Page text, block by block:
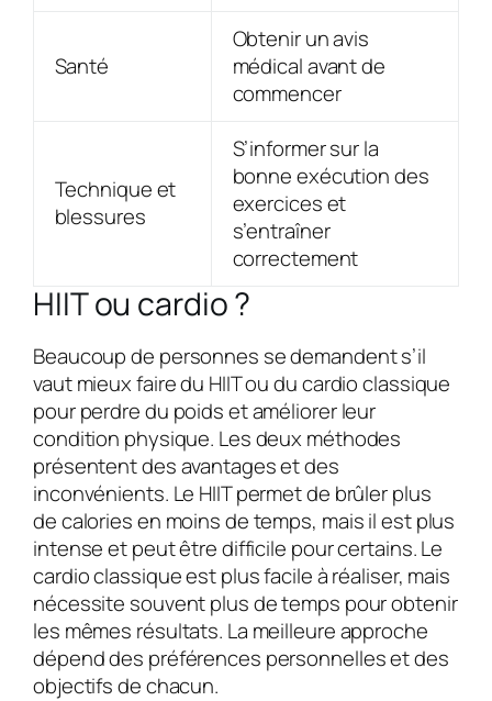
Santé
Obtenir un avis
médical avant de
commencer
Technique et
blessures
S’informer sur la
bonne exécution des
exercices et
s’entraîner
correctement
HIIT ou cardio ?
Beaucoup de personnes se demandent s’il
vaut mieux faire du HIIT ou du cardio classique
pour perdre du poids et améliorer leur
condition physique. Les deux méthodes
présentent des avantages et des
inconvénients. Le HIIT permet de brûler plus
de calories en moins de temps, mais il est plus
intense et peut être difficile pour certains. Le
cardio classique est plus facile à réaliser, mais
nécessite souvent plus de temps pour obtenir
les mêmes résultats. La meilleure approche
dépend des préférences personnelles et des
objectifs de chacun.